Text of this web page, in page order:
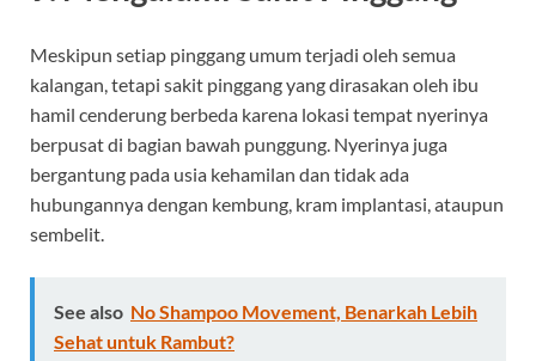
Meskipun setiap pinggang umum terjadi oleh semua
kalangan, tetapi sakit pinggang yang dirasakan oleh ibu
hamil cenderung berbeda karena lokasi tempat nyerinya
berpusat di bagian bawah punggung. Nyerinya juga
bergantung pada usia kehamilan dan tidak ada
hubungannya dengan kembung, kram implantasi, ataupun
sembelit.
See also No Shampoo Movement, Benarkah Lebih
Sehat untuk Rambut?